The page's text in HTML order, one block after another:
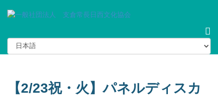
【2/23祝・火】パネルディスカ